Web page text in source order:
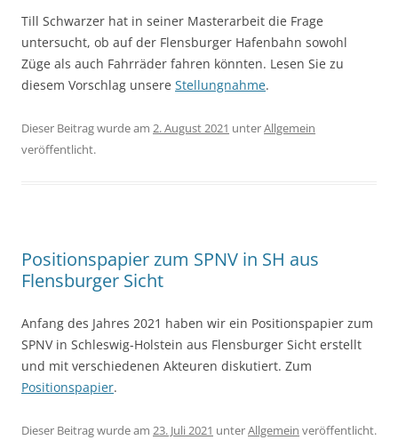
Till Schwarzer hat in seiner Masterarbeit die Frage
untersucht, ob auf der Flensburger Hafenbahn sowohl
Züge als auch Fahrräder fahren könnten. Lesen Sie zu
diesem Vorschlag unsere Stellungnahme.
Dieser Beitrag wurde am 2. August 2021 unterAllgemein
veröffentlicht.
Positionspapier zum SPNV in SH aus
Flensburger Sicht
Anfang des Jahres 2021 haben wir ein Positionspapier zum
SPNV in Schleswig-Holstein aus Flensburger Sicht erstellt
und mit verschiedenen Akteuren diskutiert. Zum
Positionspapier.
Dieser Beitrag wurde am 23. Juli 2021 unterAllgemein veröffentlicht.